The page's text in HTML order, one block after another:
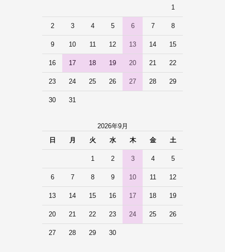
1
2 3 4 5 6 7 8
9 10 11 12 13 14 15
16 17 18 19 20 21 22
23 24 25 26 27 28 29
30 31
2026年9月
日
月 火 水 木 金 土
1 2 3 4 5
6 7 8 9 10 11 12
13 14 15 16 17 18 19
20 21 22 23 24 25 26
27 28 29 30